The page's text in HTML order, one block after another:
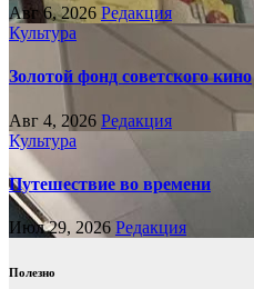
Авг 6, 2026 Редакция
Культура
Золотой фонд советского кино
Авг 4, 2026 Редакция
Культура
Путешествие во времени
Июл 29, 2026 Редакция
Полезно